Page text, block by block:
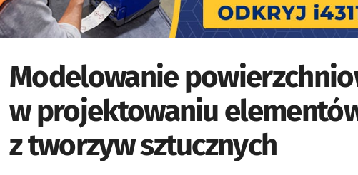
Modelowanie
w projektowaniu
z tworzyw sztucznych